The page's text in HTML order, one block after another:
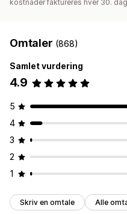
kostnader faktureres hver 30.
Omtaler (868)
Samlet vurdering
4.9
5
4
3
2
1
Skriv en omtale Alle